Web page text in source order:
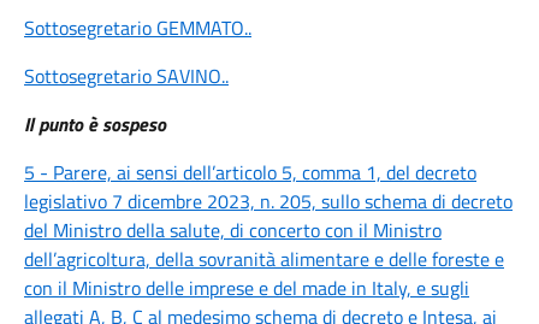
Sottosegretario GEMMATO..
Sottosegretario SAVINO..
Il punto è sospeso
5 - Parere, ai sensi dell’articolo 5, comma 1, del decreto
legislativo 7 dicembre 2023, n. 205, sullo schema di decreto
del Ministro della salute, di concerto con il Ministro
dell’agricoltura, della sovranità alimentare e delle foreste e
con il Ministro delle imprese e del made in Italy, e sugli
allegati A, B, C al medesimo schema di decreto e Intesa, ai